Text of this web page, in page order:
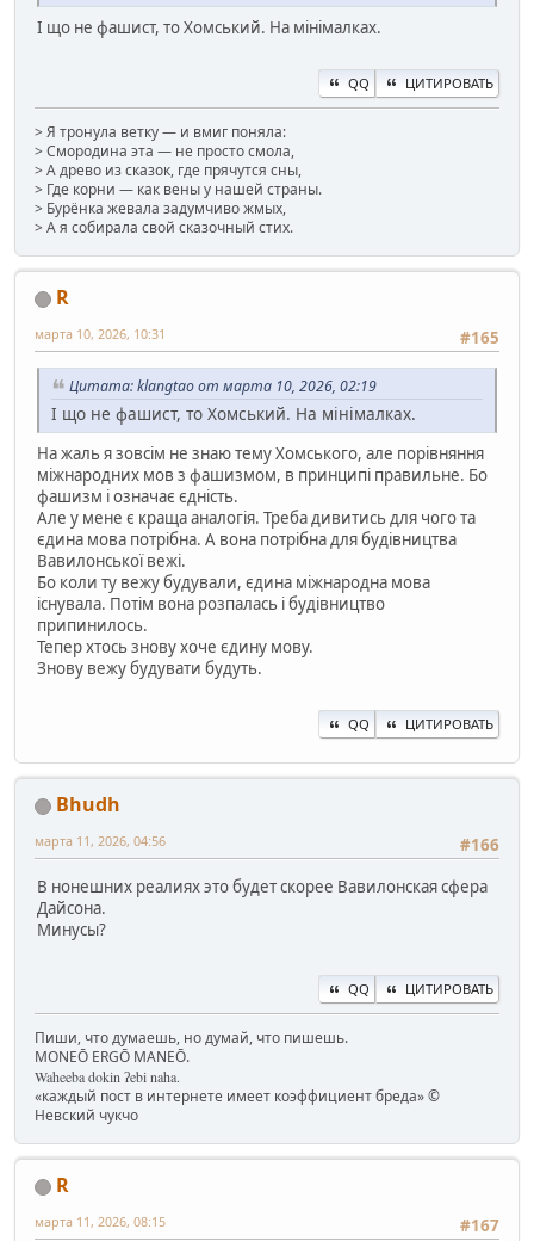
І що не фашист, то Хомський. На мінімалках.
QQ ЦИТИРОВАТЬ
> Я тронула ветку — и вмиг поняла:
> Смородина эта — не просто смола,
> А древо из сказок, где прячутся сны,
> Где корни — как вены у нашей страны.
> Бурёнка жевала задумчиво жмых,
> А я собирала свой сказочный стих.
R
#165
марта 10, 2026, 10:31
Цитата: klangtao от марта 10, 2026, 02:19
І що не фашист, то Хомський. На мінімалках.
На жаль я зовсім не знаю тему Хомського, але порівняння
міжнародних мов з фашизмом, в принципі правильне. Бо
фашизм і означає єдність.
Але у мене є краща аналогія. Треба дивитись для чого та
єдина мова потрібна. А вона потрібна для будівництва
Вавилонської вежі.
Бо коли ту вежу будували, єдина міжнародна мова
існувала. Потім вона розпалась і будівництво
припинилось.
Тепер хтось знову хоче єдину мову.
Знову вежу будувати будуть.
QQ ЦИТИРОВАТЬ
Bhudh
#166
марта 11, 2026, 04:56
В нонешних реалиях это будет скорее Вавилонская сфера
Дайсона.
Минусы?
QQ ЦИТИРОВАТЬ
Пиши, что думаешь, но думай, что пишешь.
MONEŌ ERGŌ MANEŌ.
Waheeba dokin ʔebi naha.
«каждый пост в интернете имеет коэффициент бреда» ©
Невский чукчо
R
#167
марта 11, 2026, 08:15